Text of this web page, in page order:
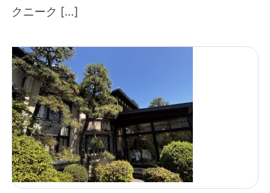
クニーク […]